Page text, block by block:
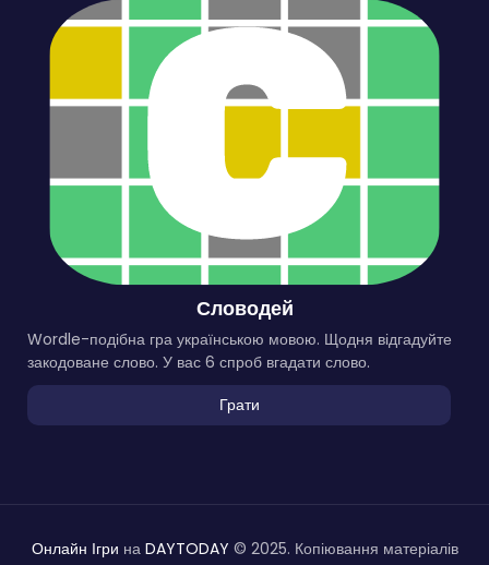
Словодей
Wordle-подібна гра українською мовою. Щодня відгадуйте
закодоване слово. У вас 6 спроб вгадати слово.
Грати
Онлайн Ігри на DAYTODAY © 2025. Копіювання матеріалів